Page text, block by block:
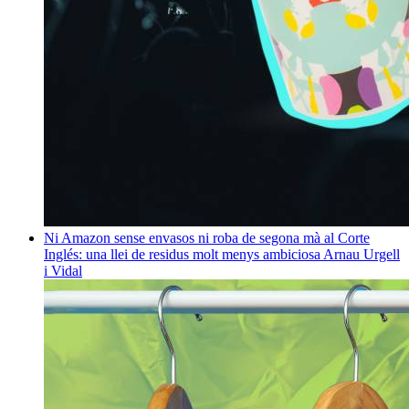
Ni Amazon sense envasos ni roba de segona mà al Corte
Inglés: una llei de residus molt menys ambiciosa Arnau Urgell
i Vidal